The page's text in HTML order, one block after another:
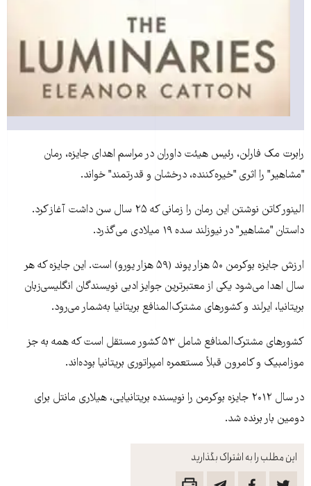
این مطلب را به اشتراک بگذارید
رابرت مک فارلن، رئيس هيئت داوران در مراسم اهدای جايزه، رمان
"مشاهير" را اثری "خيره‌کننده، درخشان و قدرتمند" خواند.
الينور کاتن نوشتن اين رمان را زمانی که ۲۵ سال سن داشت آغاز کرد.
داستان "مشاهير" در نيوزلند سده ۱۹ ميلادی می‌گذرد.
ارزش جايزه بوکرمن ۵۰ هزار پوند (۵۹ هزار يورو) است. اين جايزه که هر
سال اهدا می‌شود يکی از معتبرترين جوايز ادبی نويسندگان انگليسی‌زبان
بريتانيا، ايرلند و کشورهای مشترک‌المنافع بريتانيا به‌شمار می‌رود.
کشورهای مشترک‌المنافع شامل ۵۳ کشور مستقل است که همه به جز
موزامبیک و کامرون قبلاً مستعمره امپراتوری بریتانیا بوده‌اند.
در سال ۲۰۱۲ جايزه بوکرمن را نويسنده بريتانيايی، هيلاری مانتل برای
دومين بار برنده شد.